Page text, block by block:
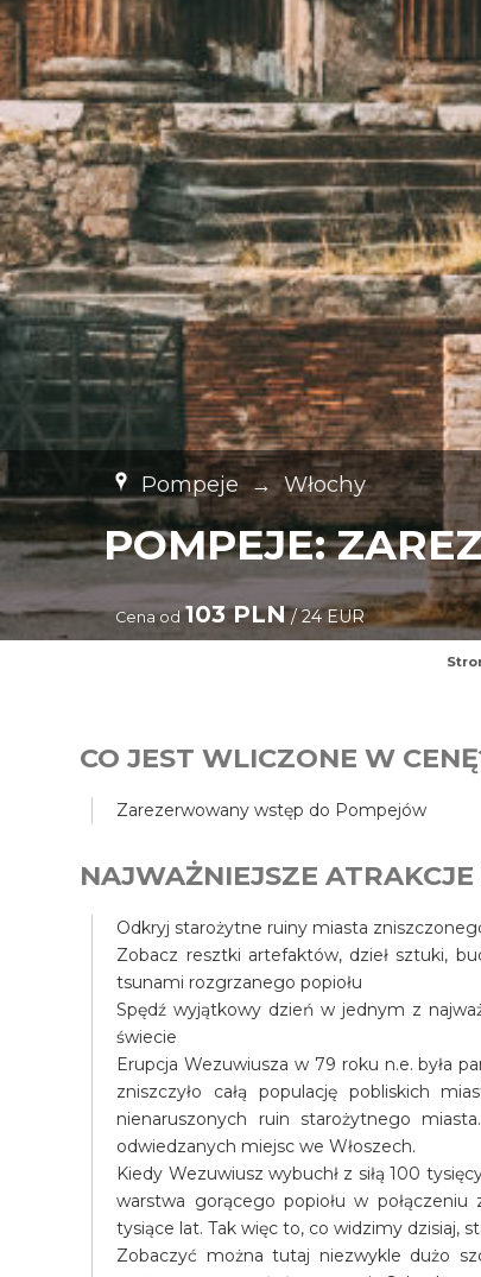
Pompeje → Włochy
POMPEJE:
Cena od 103 PLN/ 24 EUR
CO JEST WLICZONE W
Zarezerwowany wstęp do Pompejów
NAJWAŻNIEJSZE ATRAKCJE
Odkryj starożytne ruiny miasta
Zobacz resztki artefaktów, dzieł sztuki,
tsunami rozgrzanego popiołu
Spędź wyjątkowy dzień w jednym z
świecie
Erupcja Wezuwiusza w 79 roku n.e. była
zniszczyło całą populację pobliskich
nienaruszonych ruin starożytnego
odwiedzanych miejsc we Włoszech.
Kiedy Wezuwiusz wybuchł z siłą 100
warstwa gorącego popiołu w połączeniu
tysiące lat. Tak więc to, co widzimy dzisiaj,
Zobaczyć można tutaj niezwykle dużo